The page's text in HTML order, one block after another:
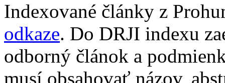
Indexované články z
odkaze. Do DRJI indexu
odborný článok a
musí obsahovať názov,